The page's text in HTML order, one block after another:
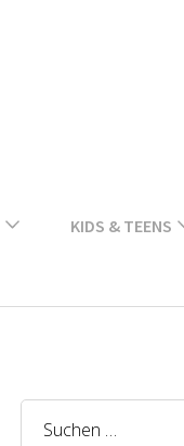
KIDS & TEENS
Suchen